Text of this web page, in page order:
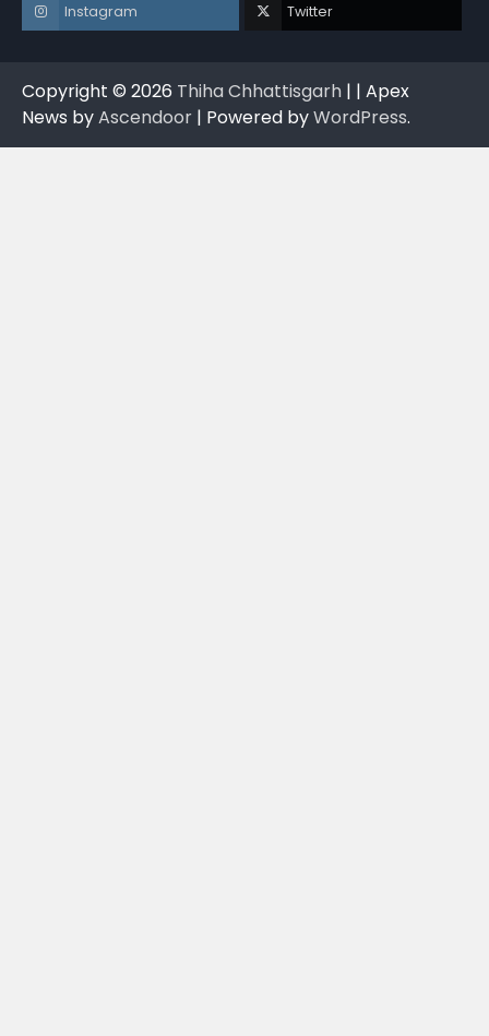
Instagram Twitter
Copyright © 2026 Thiha Chhattisgarh | | Apex
News byAscendoor | Powered byWordPress.